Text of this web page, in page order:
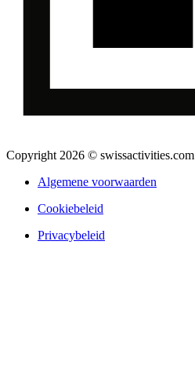
Copyright 2026 © swissactivities.com
Algemene voorwaarden
Cookiebeleid
Privacybeleid